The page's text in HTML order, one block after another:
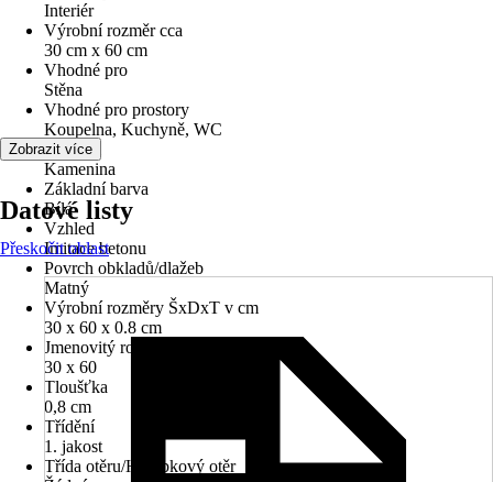
Interiér
Výrobní rozměr cca
30 cm x 60 cm
Vhodné pro
Stěna
Vhodné pro prostory
Koupelna, Kuchyně, WC
Materiál
Kamenina
Základní barva
Bílá
Vzhled
Imitace betonu
Povrch obkladů/dlažeb
Matný
Výrobní rozměry ŠxDxT v cm
30 x 60 x 0.8 cm
Jmenovitý rozměr v cm
30 x 60
Tloušťka
0,8 cm
Třídění
1. jakost
Třída otěru/Hloubkový otěr
Zobrazit více
Datové listy
Přeskočit oblast